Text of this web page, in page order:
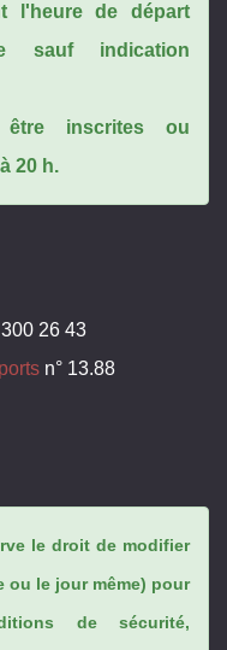
l'heure de départ
sauf indication
être inscrites ou
20 h.
26 43
n° 13.88
le droit de modifier
ou le jour même) pour
de sécurité,